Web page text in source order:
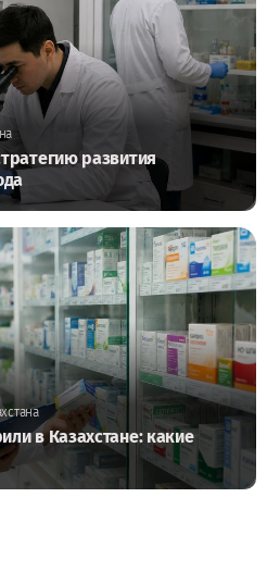
развития
в Казахстане: какие